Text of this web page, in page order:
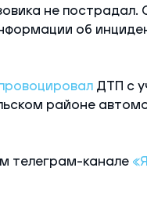
не пострадал.
об
ДТП с
районе
телеграм-канале